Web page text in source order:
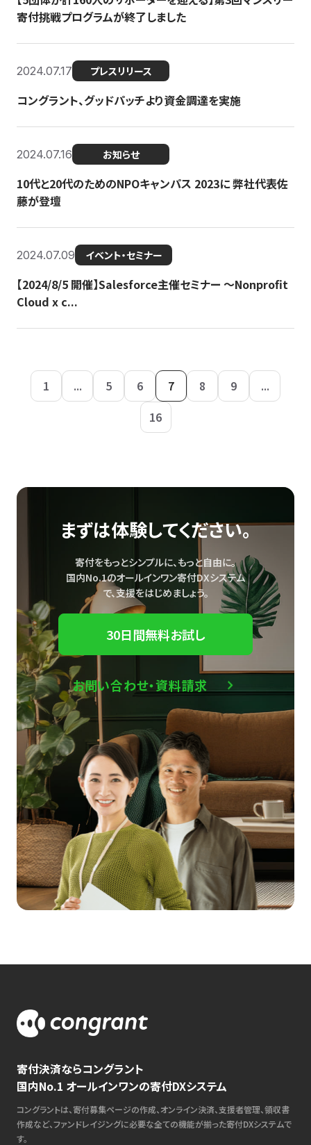
寄付挑戦プログラムが終了しました
2024.07.17 プレスリリース
コングラント、グッドパッチより資金調達を実施
2024.07.16 お知らせ
10代と20代のためのNPOキャンパス 2023に 弊社代表佐
藤が登壇
2024.07.09 イベント・セミナー
【2024/8/5 開催】Salesforce主催セミナー 〜Nonprofit
Cloud x c...
1 ... 5 6 7 8 9
...
16
まずは体験してください。
寄付をもっとシンプルに、もっと自由に。
国内No.1のオールインワン寄付DXシステム
で、支援をはじめましょう。
30日間無料お試し
お問い合わせ・資料請求
寄付決済ならコングラント
国内No.1 オールインワンの寄付DXシステム
コングラントは、寄付募集ページの作成、オンライン決済、支援者管理、領収書
作成など、ファンドレイジングに必要な全ての機能が揃った寄付DXシステムで
す。